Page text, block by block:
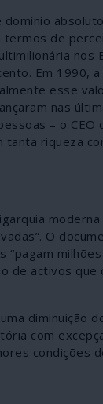
de
nos
Em 1990,
esse
nas
– o CEO
riqueza
O
“pagam
de activos que
diminuição
com
condições